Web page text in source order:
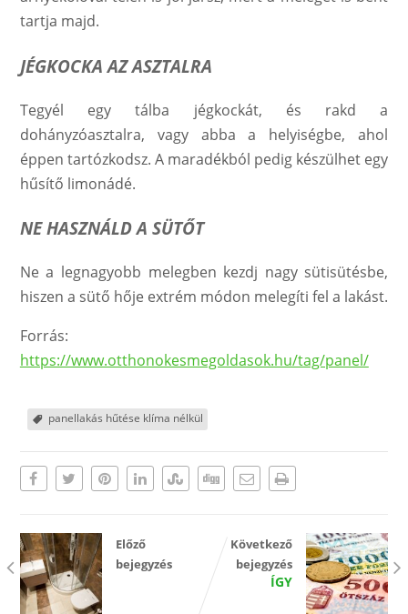
tartja majd.
JÉGKOCKA AZ ASZTALRA
Tegyél egy tálba jégkockát, és rakd a
dohányzóasztalra, vagy abba a helyiségbe, ahol
éppen tartózkodsz. A maradékból pedig készülhet egy
hűsítő limonádé.
NE HASZNÁLD A SÜTŐT
Ne a legnagyobb melegben kezdj nagy sütisütésbe,
hiszen a sütő hője extrém módon melegíti fel a lakást.
Forrás:
https://www.otthonokesmegoldasok.hu/tag/panel/
panellakás hűtése klíma nélkül
Előző
bejegyzés
Következő
bejegyzés
ÍGY